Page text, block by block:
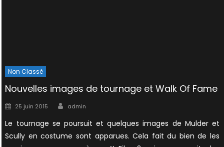
Non Classé
Nouvelles images de tournage et Walk Of Fame
Posted
25 juin 2015 Author
admin
Le tournage se poursuit et quelques images de Mulder et
Scully en costume sont apparues. Cela fait du bien de les